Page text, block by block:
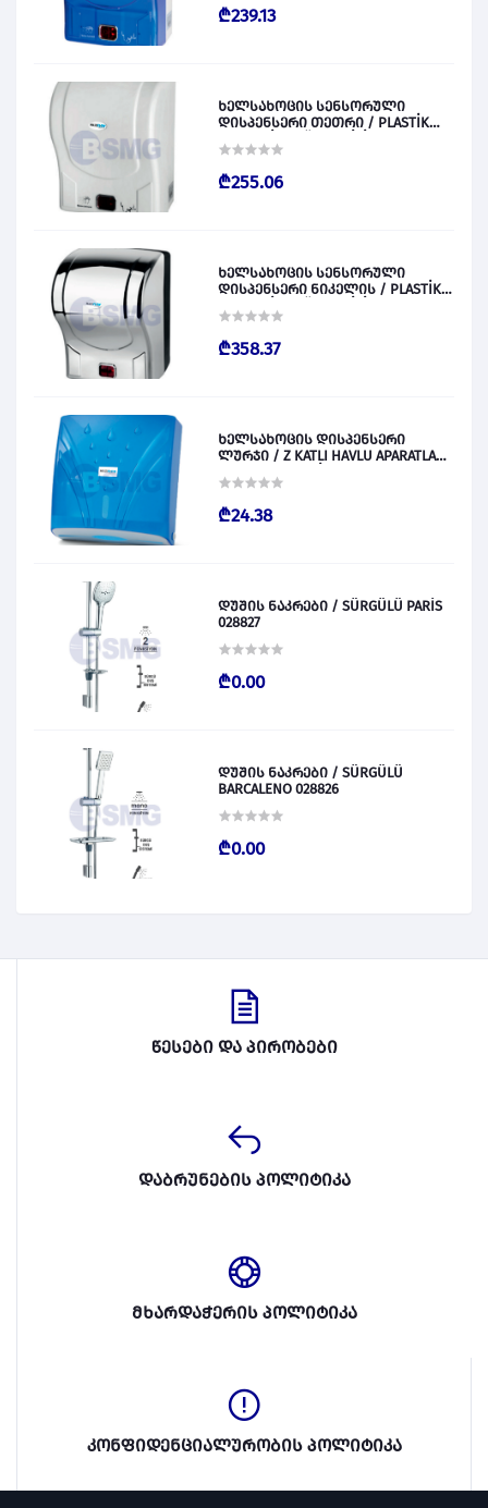
₾239.13
ხელსახოცის სენსორული
დისპენსერი თეთრი / PLASTİK
028829
₾255.06
ხელსახოცის სენსორული
დისპენსერი ნიკელის / PLASTİK
028830
₾358.37
ხელსახოცის დისპენსერი
ლურჯი / Z KATLI HAVLU APARATLARI
₾24.38
დუშის ნაკრები / SÜRGÜLÜ PARİS
028827
₾0.00
დუშის ნაკრები / SÜRGÜLÜ
BARCALENO 028826
₾0.00
წესები და პირობები
დაბრუნების პოლიტიკა
მხარდაჭერის პოლიტიკა
კონფიდენციალურობის პოლიტიკა